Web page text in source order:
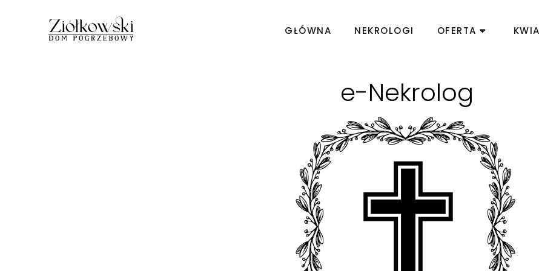
GŁÓWNA NEKROLOGI OFERTA
e-Nekrolog